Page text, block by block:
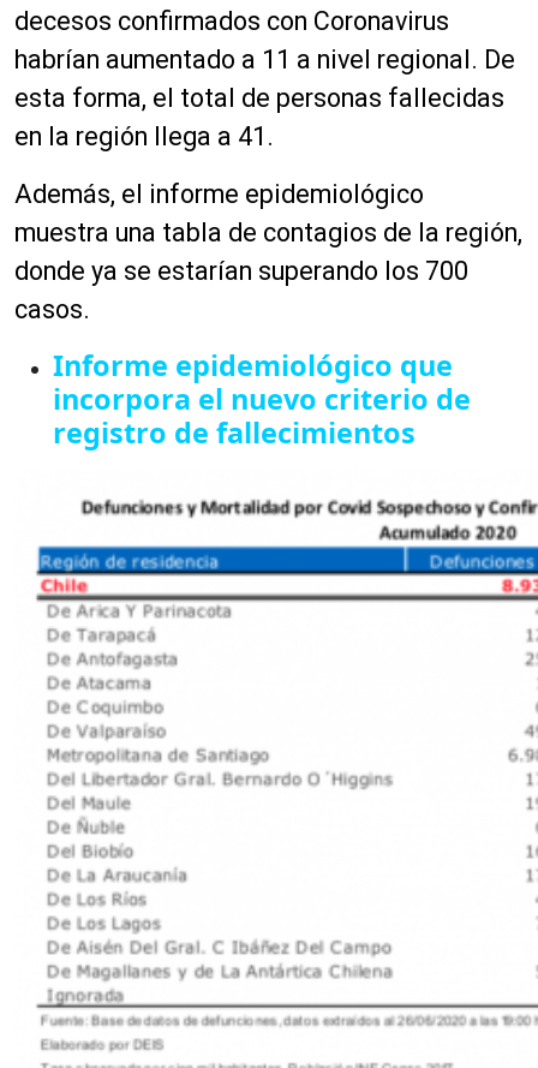
decesos confirmados con Coronavirus
habrían aumentado a 11 a nivel regional. De
esta forma, el total de personas fallecidas
en la región llega a 41.
Además, el informe epidemiológico
muestra una tabla de contagios de la región,
donde ya se estarían superando los 700
casos.
Informe epidemiológico que
incorpora el nuevo criterio de
registro de fallecimientos